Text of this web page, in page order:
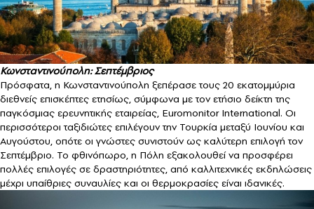
Κωνσταντινούπολη: Σεπτέμβριος
Πρόσφατα, η Κωνσταντινούπολη ξεπέρασε τους 20 εκατομμύρια
διεθνείς επισκέπτες ετησίως, σύμφωνα με τον ετήσιο δείκτη της
παγκόσμιας ερευνητικής εταιρείας, Euromonitor International. Οι
περισσότεροι ταξιδιώτες επιλέγουν την Τουρκία μεταξύ Ιουνίου και
Αυγούστου, οπότε οι γνώστες συνιστούν ως καλύτερη επιλογή τον
Σεπτέμβριο. Το φθινόπωρο, η Πόλη εξακολουθεί να προσφέρει
πολλές επιλογές σε δραστηριότητες, από καλλιτεχνικές εκδηλώσεις
μέχρι υπαίθριες συναυλίες και οι θερμοκρασίες είναι ιδανικές.